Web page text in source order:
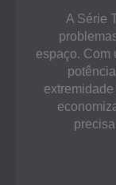
A Série
espaço. Com